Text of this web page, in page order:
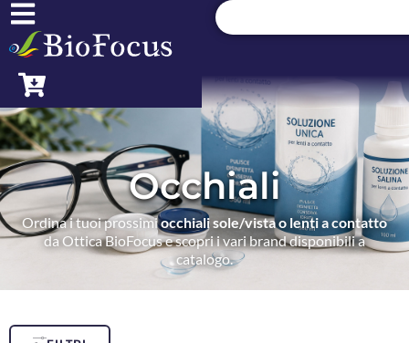
Occhiali
Ordina i tuoi prossimiocchiali sole/vista o lenti a contatto
da Ottica BioFocus e scopri i vari brand disponibili a
catalogo.